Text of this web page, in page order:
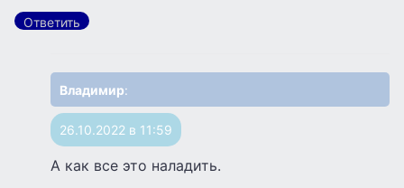
Ответить
Владимир:
26.10.2022 в 11:59
А как все это наладить.